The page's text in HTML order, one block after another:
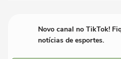
Novo canal no TikTok!
notícias de esportes.